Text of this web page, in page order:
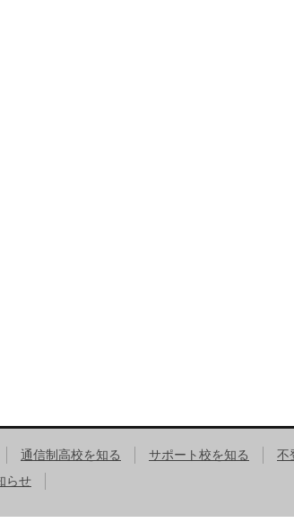
通信制高校を知る サポート校を知る 不
らせ